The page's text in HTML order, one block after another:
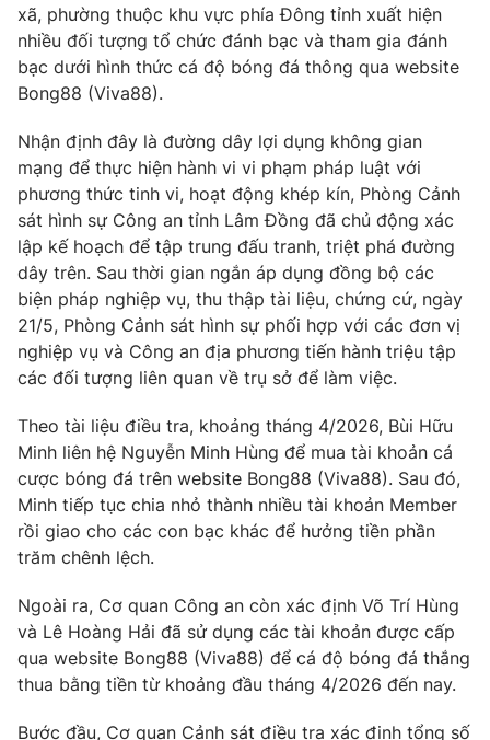
Thị trường 24h Tấm lòng Việt
VTV9 VTV8
Liên hệ tòa soạn English
THỜI BÁO VTV
Theo dõi báo trên
Cơ quan chủ quản: Đài Truyền hình Việt Nam
Cơ quan báo chí:Thời báo VTV
cấp ngày 29/12/2023
Tổng Biên tập: Vũ Thanh Thủy
Phó Tổng Biên tập:Nguyễn Thị Mỹ Hạnh, Phạm Quốc Thắng,
Nguyễn Trọng Ninh
Tổng đài VTV: 024.38 355 931 - 024.38 355 932
xã, phường thuộc khu vực phía Đông tỉnh xuất hiện
nhiều đối tượng tổ chức đánh bạc và tham gia đánh
bạc dưới hình thức cá độ bóng đá thông qua website
Bong88 (Viva88).
Nhận định đây là đường dây lợi dụng không gian
mạng để thực hiện hành vi vi phạm pháp luật với
phương thức tinh vi, hoạt động khép kín, Phòng Cảnh
sát hình sự Công an tỉnh Lâm Đồng đã chủ động xác
lập kế hoạch để tập trung đấu tranh, triệt phá đường
dây trên. Sau thời gian ngắn áp dụng đồng bộ các
biện pháp nghiệp vụ, thu thập tài liệu, chứng cứ, ngày
21/5, Phòng Cảnh sát hình sự phối hợp với các đơn vị
nghiệp vụ và Công an địa phương tiến hành triệu tập
các đối tượng liên quan về trụ sở để làm việc.
Theo tài liệu điều tra, khoảng tháng 4/2026, Bùi Hữu
Minh liên hệ Nguyễn Minh Hùng để mua tài khoản cá
cược bóng đá trên website Bong88 (Viva88). Sau đó,
Minh tiếp tục chia nhỏ thành nhiều tài khoản Member
rồi giao cho các con bạc khác để hưởng tiền phần
trăm chênh lệch.
Ngoài ra, Cơ quan Công an còn xác định Võ Trí Hùng
và Lê Hoàng Hải đã sử dụng các tài khoản được cấp
qua website Bong88 (Viva88) để cá độ bóng đá thắng
thua bằng tiền từ khoảng đầu tháng 4/2026 đến nay.
Bước đầu, Cơ quan Cảnh sát điều tra xác định tổng số